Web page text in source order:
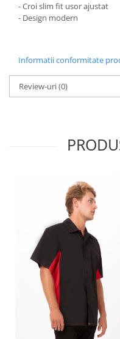
- Croi slim fit usor ajustat
- Design modern
Informatii conformitate
Review-uri(0)